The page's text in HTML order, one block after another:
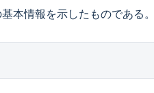
本情報を示したものである。